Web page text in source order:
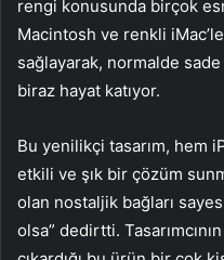
rengi konusunda birçok
Macintosh ve renkli
sağlayarak, normalde
biraz hayat katıyor.
Bu yenilikçi tasarım, hem
etkili ve şık bir çözüm
olan nostaljik bağları
olsa” dedirtti.